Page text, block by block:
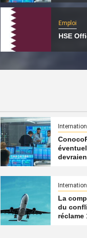
compagnies
7 août 2026 Qatarien
Emploi
HSE
La
du
réclame